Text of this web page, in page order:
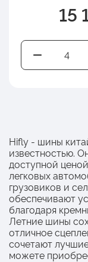
15
Hifly - шины
известностью.
доступной
легковых
грузовиков и
обеспечивают
благодаря
Летние шины
отличное
сочетают
можете